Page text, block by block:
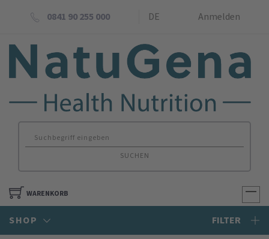
0841 90 255 000 DE Anmelden
SUCHEN
WARENKORB
SHOP FILTER